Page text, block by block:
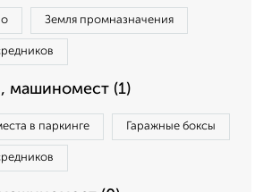
Земля промназначения
машиномест (1)
в паркинге Гаражные боксы